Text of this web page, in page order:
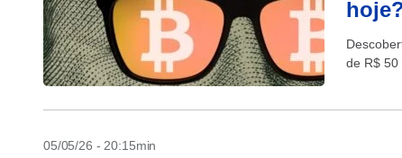
de R$ 50
05/05/26 - 20:15min